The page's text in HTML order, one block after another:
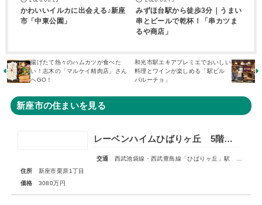
かわいいイルカに出会える♪新座
市「中東公園」
みずほ台駅から徒歩3分｜うまい
串とビールで乾杯！「串カツま
るや商店」
揚げたて熱々のハムカツが食べた
い！志木の「マルケイ精肉店」さん
へGO！
和光市駅エキアプレミエでおいしい
料理とワインが楽しめる「駅ビル
バルーチョ」
新座市の住まいを見る
レーベンハイムひばりヶ丘 5階部分
交通
西武池袋線・西武豊島線「ひばりヶ丘」駅 徒歩17分
住所
新座市栗原1丁目
価格
3080万円